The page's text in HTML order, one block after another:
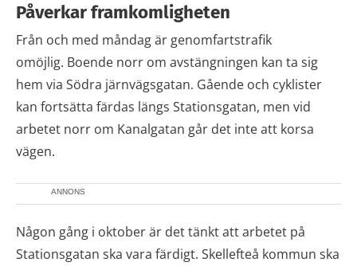
Påverkar framkomligheten
Från och med måndag är genomfartstrafik
omöjlig. Boende norr om avstängningen kan ta sig
hem via Södra järnvägsgatan. Gående och cyklister
kan fortsätta färdas längs Stationsgatan, men vid
arbetet norr om Kanalgatan går det inte att korsa
vägen.
ANNONS
Någon gång i oktober är det tänkt att arbetet på
Stationsgatan ska vara färdigt. Skellefteå kommun ska